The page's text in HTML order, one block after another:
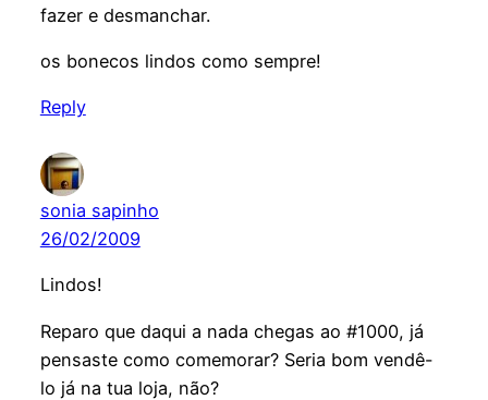
fazer e desmanchar.
os bonecos lindos como sempre!
Reply
sonia sapinho
26/02/2009
Lindos!
Reparo que daqui a nada chegas ao #1000, já
pensaste como comemorar? Seria bom vendê-
lo já na tua loja, não?